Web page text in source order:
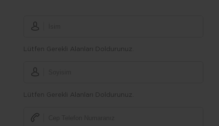
Lütfen Gerekli Alanları Doldurunuz.
Lütfen Gerekli Alanları Doldurunuz.